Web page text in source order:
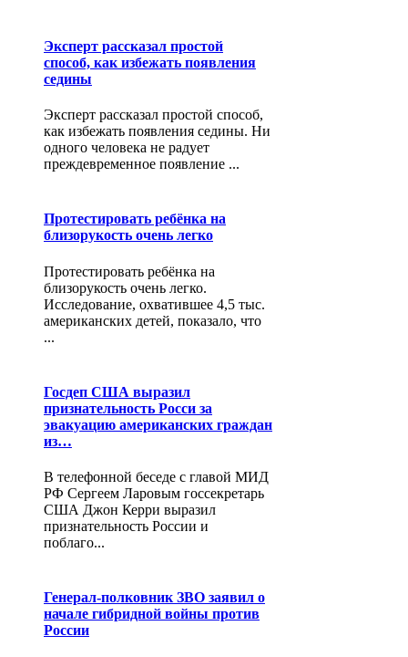
Эксперт рассказал простой
способ, как избежать появления
седины
Эксперт рассказал простой способ,
как избежать появления седины. Ни
одного человека не радует
преждевременное появление ...
Протестировать ребёнка на
близорукость очень легко
Протестировать ребёнка на
близорукость очень легко.
Исследование, охватившее 4,5 тыс.
американских детей, показало, что
...
Госдеп США выразил
признательность Росси за
эвакуацию американских граждан
из…
В телефонной беседе с главой МИД
РФ Сергеем Ларовым госсекретарь
США Джон Керри выразил
признательность России и
поблаго...
Генерал-полковник ЗВО заявил о
начале гибридной войны против
России